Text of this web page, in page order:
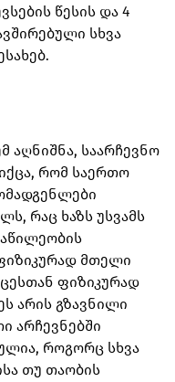
წესის და 4
სხვა
აღნიშნა, საარჩევნო
რომ საერთო
რაც ხაზს უსვამს
მთელი
ფიზიკურად
არის გზავნილი
არჩევნებში
როგორც სხვა
თუ თაობის